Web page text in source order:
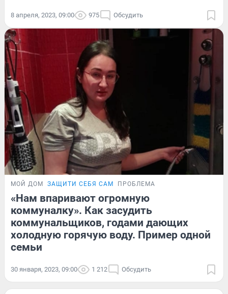
8 апреля, 2023, 09:00 975 Обсудить
МОЙ ДОМ ЗАЩИТИ СЕБЯ САМ ПРОБЛЕМА
«Нам впаривают огромную
коммуналку». Как засудить
коммунальщиков, годами дающих
холодную горячую воду. Пример одной
семьи
30 января, 2023, 09:00 1 212 Обсудить